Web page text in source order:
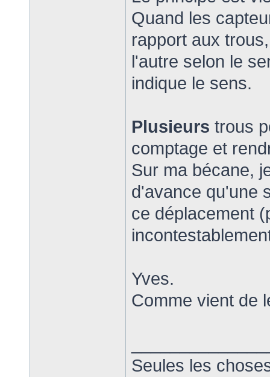
Quand les
rapport aux
l'autre selon le
indique le sens.
Plusieurs trous
comptage et
Sur ma bécane,
d'avance qu'une
ce déplacement
Yves.
Comme vient de
Seules les